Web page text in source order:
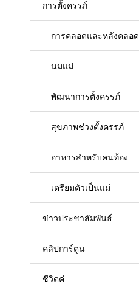
การตั้งครรภ์
การคลอดและหลังคลอด
นมแม่
พัฒนาการตั้งครรภ์
สุขภาพช่วงตั้งครรภ์
อาหารสําหรับคนท้อง
เตรียมตัวเป็นแม่
ข่าวประชาสัมพันธ์
คลิปการ์ตูน
ชีวิตคู่